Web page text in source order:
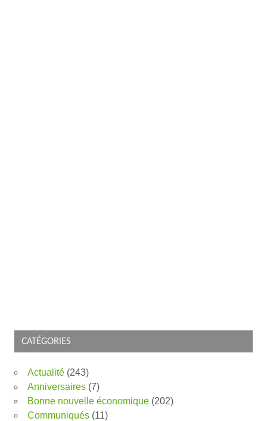
CATÉGORIES
Actualité (243)
Anniversaires (7)
Bonne nouvelle économique (202)
Communiqués (11)